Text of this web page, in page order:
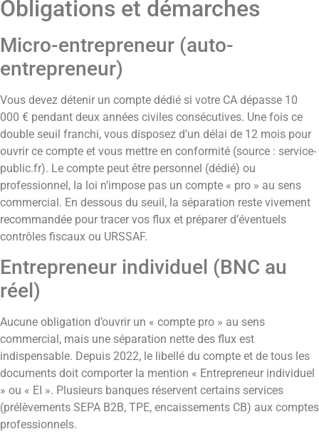
Obligations et démarches
Micro-entrepreneur (auto-
entrepreneur)
Vous devez détenir un compte dédié si votre CA dépasse 10
000 € pendant deux années civiles consécutives. Une fois ce
double seuil franchi, vous disposez d’un délai de 12 mois pour
ouvrir ce compte et vous mettre en conformité (source : service-
public.fr). Le compte peut être personnel (dédié) ou
professionnel, la loi n’impose pas un compte « pro » au sens
commercial. En dessous du seuil, la séparation reste vivement
recommandée pour tracer vos flux et préparer d’éventuels
contrôles fiscaux ou URSSAF.
Entrepreneur individuel (BNC au
réel)
Aucune obligation d’ouvrir un « compte pro » au sens
commercial, mais une séparation nette des flux est
indispensable. Depuis 2022, le libellé du compte et de tous les
documents doit comporter la mention « Entrepreneur individuel
» ou « EI ». Plusieurs banques réservent certains services
(prélèvements SEPA B2B, TPE, encaissements CB) aux comptes
professionnels.